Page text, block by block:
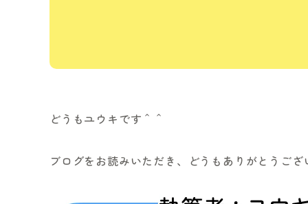
どうもユウキです＾＾
ブログをお読みいただき、どうもありがとうござ